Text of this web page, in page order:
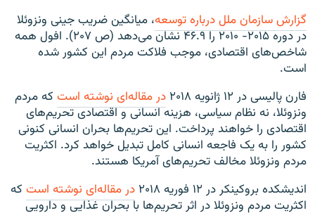
گزارش سازمان ملل درباره توسعه، میانگین ضریب جینی ونزوئلا
در دوره ۲۰۱۵- ۲۰۱۰ را ۴۶.۹ نشان می‌دهد (ص ۲۰۷). افول همه
شاخص‌های اقتصادی، موجب فلاکت مردم این کشور شده
است.
فارن پالیسی در ۱۲ ژانویه ۲۰۱۸
در مقاله‌ای نوشته است که مردم
ونزوئلا، نه نظام سیاسی، هزینه انسانی‌ و اقتصادی تحریم‌های
اقتصادی را خواهند پرداخت. این تحریم‌ها بحران انسانی کنونی
کشور را به یک فاجعه انسانی کامل تبدیل خواهد کرد. اکثریت
مردم ونزوئلا مخالف تحریم‌های آمریکا هستند.
اندیشکده بروکینکر در ۱۲ فوریه ۲۰۱۸
در مقاله‌ای نوشته است که
اکثریت مردم ونزوئلا در اثر تحریم‌ها با بحران غذایی و دارویی